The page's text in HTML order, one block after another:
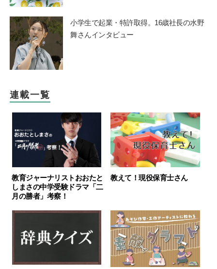
小学生で起業・特許取得。16歳社長の水野
舞さんインタビュー
連載一覧
教育ジャーナリストおおたと
しまさの中学受験ドラマ「二
月の勝者」考察！
教えて！現役保育士さん